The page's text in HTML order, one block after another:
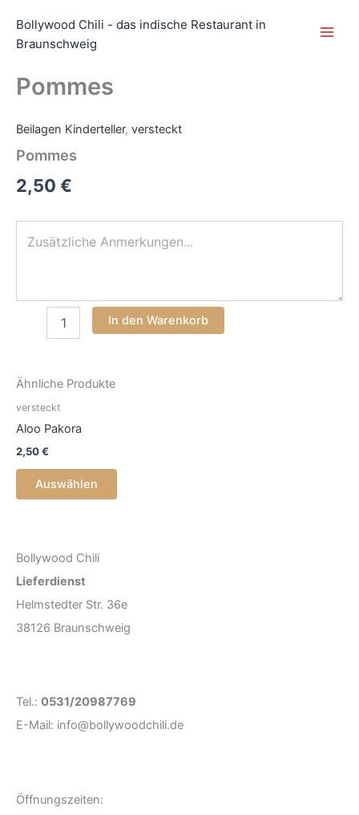
Inhalt
springen
Bollywood Chili - das indische Restaurant in
Braunschweig
Pommes
Beilagen Kinderteller, versteckt
Pommes
2,50 €
Pommes
Menge
In den Warenkorb
Ähnliche Produkte
versteckt
Aloo Pakora
2,50€
Auswählen
Bollywood Chili
Lieferdienst
Helmstedter Str. 36e
38126 Braunschweig
Tel.: 0531/20987769
E-Mail: info@bollywoodchili.de
Öffnungszeiten: